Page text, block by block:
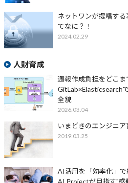
ネットワンが提唱す
てなに？！
2024.02.29
人財育成
週報作成負担をどこま
GitLab×Elasticsearch
全貌
2026.03.04
いまどきのエンジニ
2019.03.25
AI活用を「効率化」
AI Projectが目指す"感